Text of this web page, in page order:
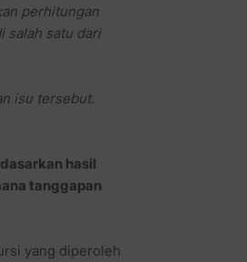
perhitungan
salah satu dari
isu tersebut.
hasil
tanggapan
yang diperoleh